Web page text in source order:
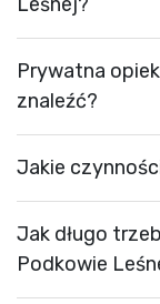
Prywatna
znaleźć?
Jakie
Jak długo
Podkowie